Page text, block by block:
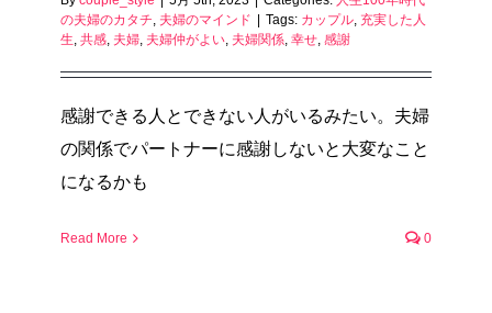
の夫婦のカタチ, 夫婦のマインド Tags: カップル, 充実した人
生, 共感, 夫婦, 夫婦仲がよい, 夫婦関係, 幸せ, 感謝
感謝できる人とできない人がいるみたい。夫婦
の関係でパートナーに感謝しないと大変なこと
になるかも
Read More 0